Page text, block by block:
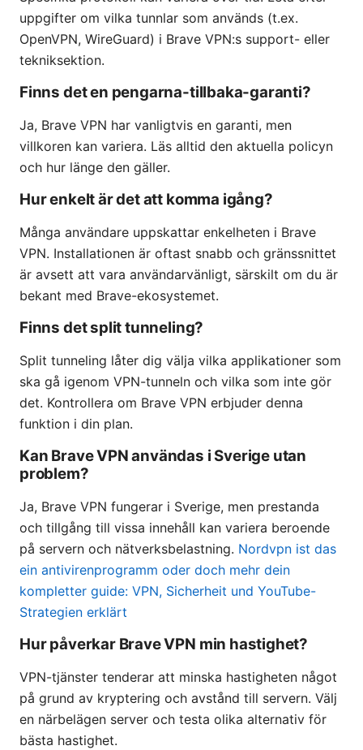
uppgifter om vilka tunnlar som används (t.ex.
OpenVPN, WireGuard) i Brave VPN:s support- eller
tekniksektion.
Finns det en pengarna-tillbaka-garanti?
Ja, Brave VPN har vanligtvis en garanti, men
villkoren kan variera. Läs alltid den aktuella policyn
och hur länge den gäller.
Hur enkelt är det att komma igång?
Många användare uppskattar enkelheten i Brave
VPN. Installationen är oftast snabb och gränssnittet
är avsett att vara användarvänligt, särskilt om du är
bekant med Brave-ekosystemet.
Finns det split tunneling?
Split tunneling låter dig välja vilka applikationer som
ska gå igenom VPN-tunneln och vilka som inte gör
det. Kontrollera om Brave VPN erbjuder denna
funktion i din plan.
Kan Brave VPN användas i Sverige utan
problem?
Ja, Brave VPN fungerar i Sverige, men prestanda
och tillgång till vissa innehåll kan variera beroende
på servern och nätverksbelastning. Nordvpn ist das
ein antivirenprogramm oder doch mehr dein
kompletter guide: VPN, Sicherheit und YouTube-
Strategien erklärt
Hur påverkar Brave VPN min hastighet?
VPN-tjänster tenderar att minska hastigheten något
på grund av kryptering och avstånd till servern. Välj
en närbelägen server och testa olika alternativ för
bästa hastighet.